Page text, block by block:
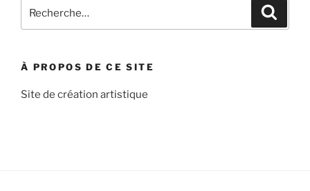
pour
À PROPOS DE CE SITE
Site de création artistique